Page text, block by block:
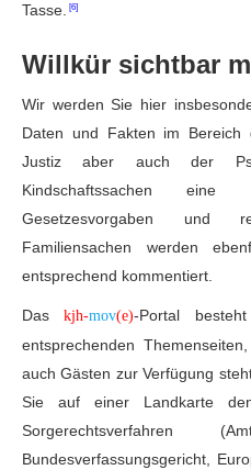
Tasse.
Willkür sichtbar
Wir werden Sie hier
Daten und Fakten im
Justiz aber auch der
Kindschaftssachen
Gesetzesvorgaben und
Familiensachen werden
entsprechend kommentiert.
Daskjh-mov(e)-Portal
entsprechenden
auch Gästen zur Verfügung
Sie auf einer Landkarte
Sorgerechtsverfahren
Bundesverfassungsgericht,